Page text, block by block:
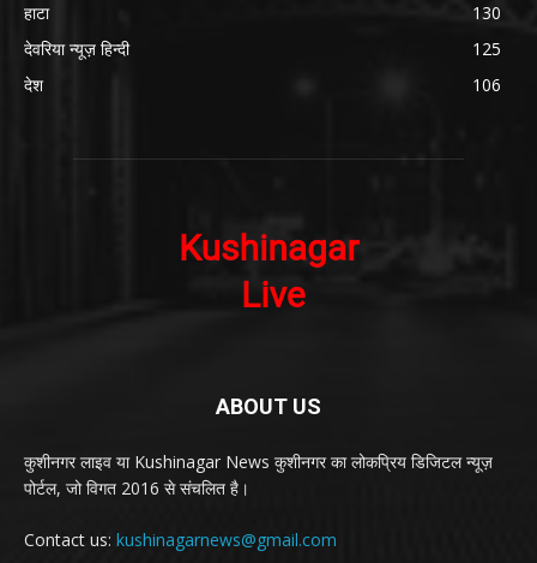
हाटा
130
देवरिया न्यूज़ हिन्दी
125
देश
106
ABOUT US
कुशीनगर लाइव या Kushinagar News कुशीनगर का लोकप्रिय डिजिटल न्यूज़
पोर्टल, जो विगत 2016 से संचलित है।
Contact us: kushinagarnews@gmail.com